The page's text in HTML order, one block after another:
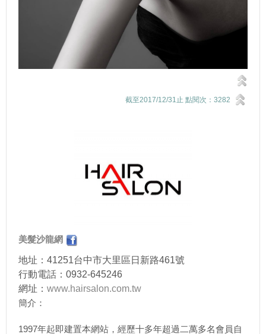
截至2017/12/31止 點閱次：3282
美髮沙龍網
地址：41251台中市大里區日新路461號
行動電話：0932-645246
網址： www.hairsalon.com.tw
簡介：
1997年起即建置本網站，經歷十多年超過二萬多名會員自